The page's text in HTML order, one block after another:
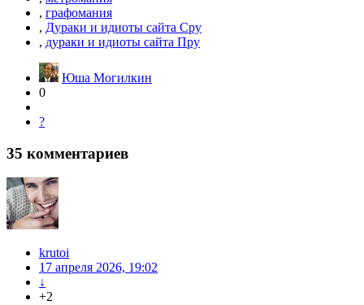
, графомания
, Дураки и идиоты сайта Сру
, дураки и идиоты сайта Пру
Юша Могилкин
0
?
35 комментариев
krutoi
17 апреля 2026, 19:02
↓
+2